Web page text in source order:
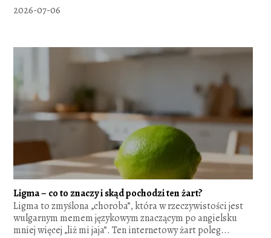
2026-07-06
Ligma – co to znaczy i skąd pochodzi ten żart?
Ligma to zmyślona „choroba”, która w rzeczywistości jest
wulgarnym memem językowym znaczącym po angielsku
mniej więcej „liż mi jaja”. Ten internetowy żart poleg...